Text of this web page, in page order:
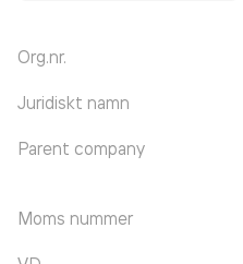
Org.nr.
Juridiskt namn
Parent company
Moms nummer